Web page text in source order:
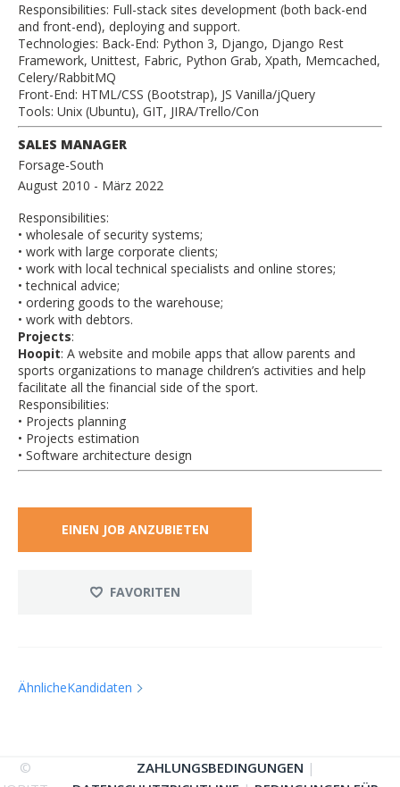
Responsibilities: Full-stack sites development (both back-end
and front-end), deploying and support.
Technologies: Back-End: Python 3, Django, Django Rest
Framework, Unittest, Fabric, Python Grab, Xpath, Memcached,
Celery/RabbitMQ
Front-End: HTML/CSS (Bootstrap), JS Vanilla/jQuery
Tools: Unix (Ubuntu), GIT, JIRA/Trello/Con
SALES MANAGER
Forsage-South
August 2010 - März 2022
Responsibilities:
• wholesale of security systems;
• work with large corporate clients;
• work with local technical specialists and online stores;
• technical advice;
• ordering goods to the warehouse;
• work with debtors.
Projects:
Hoopit: A website and mobile apps that allow parents and
sports organizations to manage children’s activities and help
facilitate all the financial side of the sport.
Responsibilities:
• Projects planning
• Projects estimation
• Software architecture design
EINEN JOB ANZUBIETEN
FAVORITEN
ÄhnlicheKandidaten
©
ZAHLUNGSBEDINGUNGEN |